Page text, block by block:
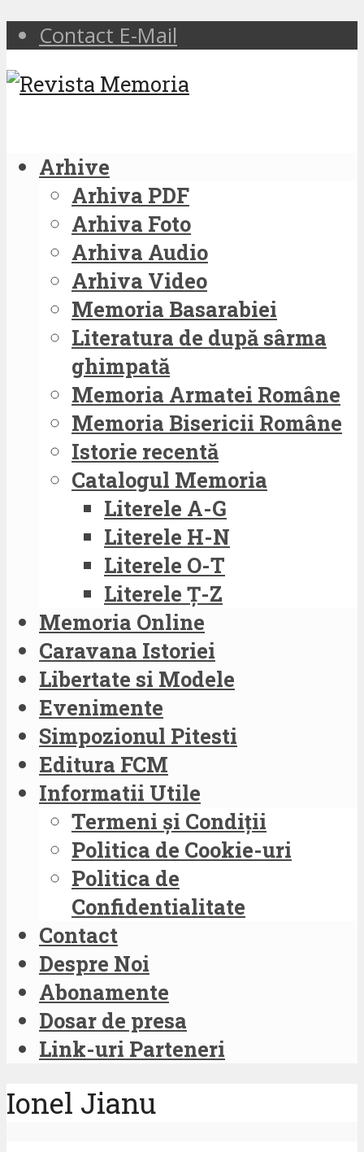
Contact E-Mail
Arhive
Arhiva PDF
Arhiva Foto
Arhiva Audio
Arhiva Video
Memoria Basarabiei
Literatura de după sârma
ghimpată
Memoria Armatei Române
Memoria Bisericii Române
Istorie recentă
Catalogul Memoria
Literele A-G
Literele H-N
Literele O-T
Literele Ț-Z
Memoria Online
Caravana Istoriei
Libertate si Modele
Evenimente
Simpozionul Pitesti
Editura FCM
Informatii Utile
Termeni și Condiții
Politica de Cookie-uri
Politica de
Confidentialitate
Contact
Despre Noi
Abonamente
Dosar de presa
Link-uri Parteneri
Ionel Jianu